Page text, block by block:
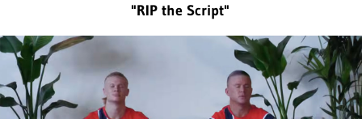
"RIP the Script"